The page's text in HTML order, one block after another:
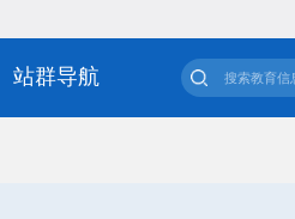
服务 专题 站